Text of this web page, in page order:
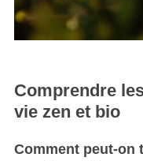
Comprendre
vie zen et bio
Comment peut-on